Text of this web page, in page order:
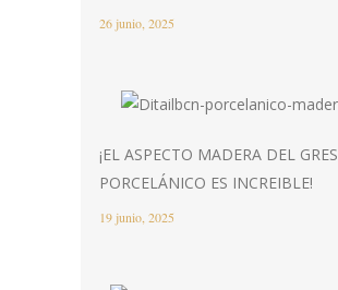
26 junio, 2025
¡EL ASPECTO MADERA DEL GRES
PORCELÁNICO ES INCREIBLE!
19 junio, 2025